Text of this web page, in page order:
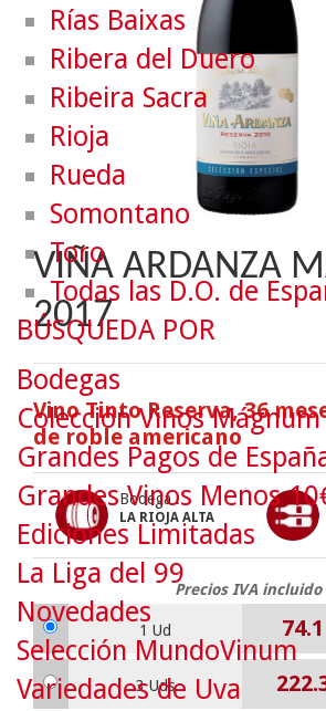
VIÑA ARDANZA
2017
Vino Tinto Reserva, 36
de roble americano
Bodega :
LA RIOJA ALTA
Precios IVA incluido
1 Ud 74.1
3 Uds
Rías Baixas
Ribera del Duero
Ribeira Sacra
Rioja
Rueda
Somontano
Toro
Todas las D.O. de
BÚSQUEDA POR
Bodegas
Colección Vinos Mágnum
Grandes Pagos de
Grandes Vinos Menos
Ediciones Limitadas
La Liga del 99
Novedades
Selección MundoVinum
Variedades de Uva